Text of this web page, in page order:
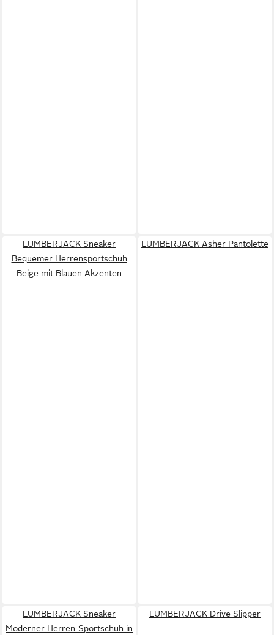
LUMBERJACK Sneaker
Bequemer Herrensportschuh
Beige mit Blauen Akzenten
LUMBERJACK Asher Pantolette
LUMBERJACK Sneaker
Moderner Herren-Sportschuh in
LUMBERJACK Drive Slipper